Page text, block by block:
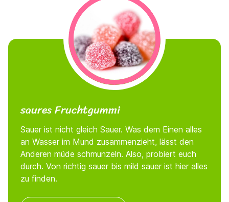
saures Fruchtgummi
Sauer ist nicht gleich Sauer. Was dem Einen alles
an Wasser im Mund zusammenzieht, lässt den
Anderen müde schmunzeln. Also, probiert euch
durch. Von richtig sauer bis mild sauer ist hier alles
zu finden.